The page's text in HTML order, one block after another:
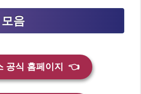
음
공식 홈페이지 👈